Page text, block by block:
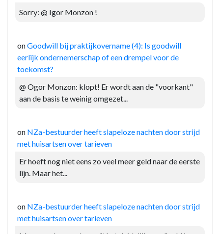
Sorry: @ Igor Monzon !
onGoodwill bij praktijkovername (4): Is goodwill
eerlijk ondernemerschap of een drempel voor de
toekomst?
@ Ogor Monzon: klopt! Er wordt aan de "voorkant"
aan de basis te weinig omgezet...
on NZa-bestuurder heeft slapeloze nachten door strijd
met huisartsen over tarieven
Er hoeft nog niet eens zo veel meer geld naar de eerste
lijn. Maar het...
on NZa-bestuurder heeft slapeloze nachten door strijd
met huisartsen over tarieven